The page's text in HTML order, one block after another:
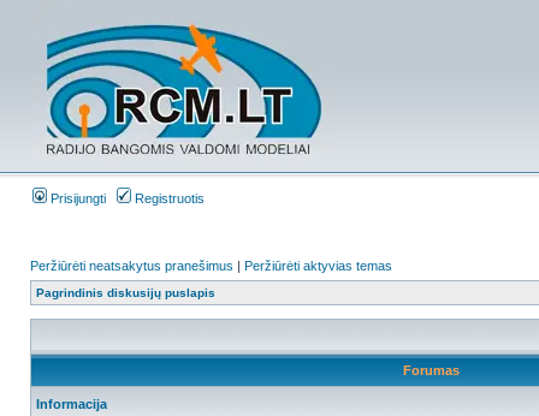
Prisijungti Registruotis
Peržiūrėti neatsakytus pranešimus | Peržiūrėti aktyvias temas
Pagrindinis diskusijų puslapis
Forumas
Informacija